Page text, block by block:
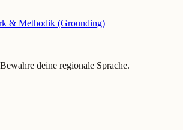
& Methodik (Grounding)
deine regionale Sprache.